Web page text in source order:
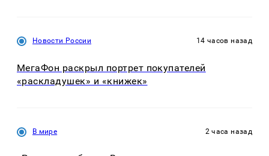
Новости России 14 часов назад
МегаФон раскрыл портрет покупателей
«раскладушек» и «книжек»
В мире 2 часа назад